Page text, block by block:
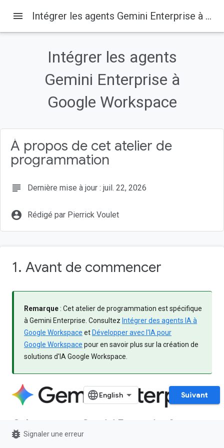
Sur cette page
1. Avant de commencer
Qu'est-ce que Gemini Enterprise ?
Qu'est-ce que Google Workspace ?
Quels types d'intégrations personnalisées ?
menu Intégrer les agents Gemini Enterprise à Google Workspace
Intégrer les agents
Gemini Enterprise à
Google Workspace
À propos de cet atelier de
programmation
subject Dernière mise à jour : juil. 22, 2026
account_circle Rédigé par Pierrick Voulet
1. Avant de commencer
Remarque: Cet atelier de programmation est spécifique
à Gemini Enterprise. Consultez Intégrer des agents IA à
Google Workspace et Développer avec l'IA pour
Google Workspace pour en savoir plus sur la création de
solutions d'IA Google Workspace.
Suivant
bug_report Signaler une erreur